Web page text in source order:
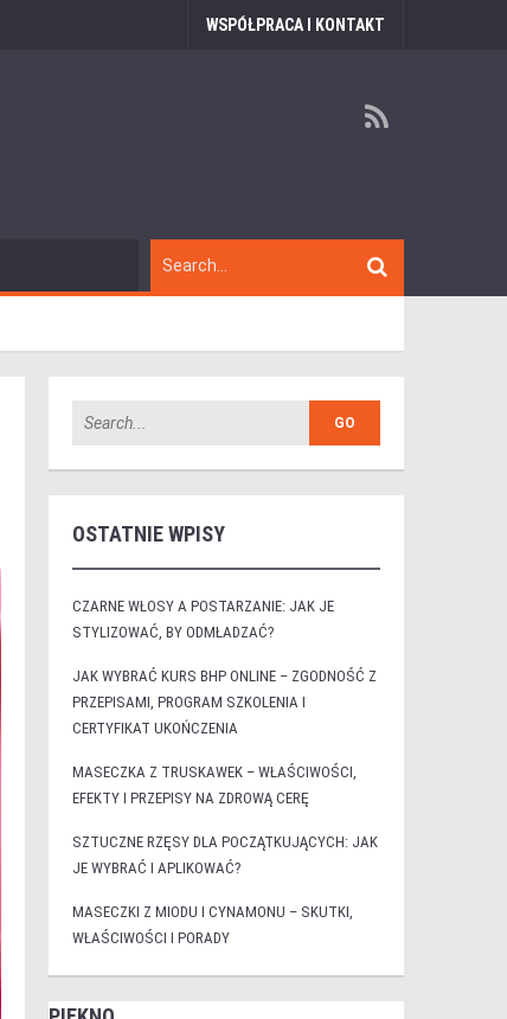
WSPÓŁPRACA I KONTAKT
OSTATNIE WPISY
CZARNE WŁOSY A POSTARZANIE: JAK JE
STYLIZOWAĆ, BY ODMŁADZAĆ?
JAK WYBRAĆ KURS BHP ONLINE – ZGODNOŚĆ Z
PRZEPISAMI, PROGRAM SZKOLENIA I
CERTYFIKAT UKOŃCZENIA
MASECZKA Z TRUSKAWEK – WŁAŚCIWOŚCI,
EFEKTY I PRZEPISY NA ZDROWĄ CERĘ
SZTUCZNE RZĘSY DLA POCZĄTKUJĄCYCH: JAK
JE WYBRAĆ I APLIKOWAĆ?
MASECZKI Z MIODU I CYNAMONU – SKUTKI,
WŁAŚCIWOŚCI I PORADY